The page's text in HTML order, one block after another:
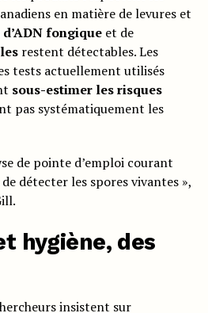
en matière de levures et
fongiqueet de
restent détectables. Les
tests actuellement utilisés
sous-estimer les risques
pas systématiquement les
de pointe d’emploi courant
détecter les spores vivantes »,
hygiène, des
insistent sur